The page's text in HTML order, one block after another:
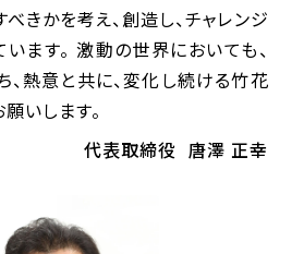
きかを考え、創造し、チャレンジ
います。 激動の世界においても、
、熱意と共に、変化し続ける竹花
いします。
代表取締役 唐澤 正幸